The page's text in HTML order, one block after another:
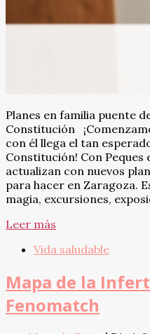
Planes en familia puente
Constitución
con él llega el tan
Constitución! Con Peques
actualizan con nuevos
para hacer en Zaragoza.
magia, excursiones,
Leer más
Vida saludable
Mapa de la
Fenomatch